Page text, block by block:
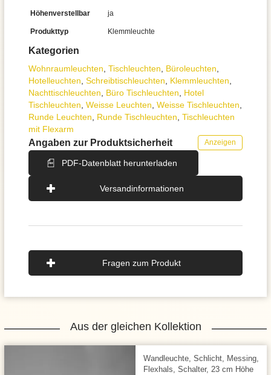
Kategorien
Wohnraum­leuchten Tisch­leuchten Büroleuchten
Hotelleuchten Schreibtisch­leuchten Klemmleuchten
Nachttisch­leuchten
Büro Tischleuchten
Hotel
Tischleuchten Weisse Leuchten Weisse Tischleuchten
Runde Leuchten
Runde Tischleuchten Tischleuchten
mit Flexarm
Angaben zur Produktsicherheit Anzeigen
PDF-Datenblatt herunterladen
Versandinformationen
Höhenverstellbar ja
Produkttyp Klemmleuchte
Fragen zum Produkt
Aus der gleichen Kollektion
Wandleuchte, Schlicht, Messing,
Flexhals, Schalter, 23 cm Höhe